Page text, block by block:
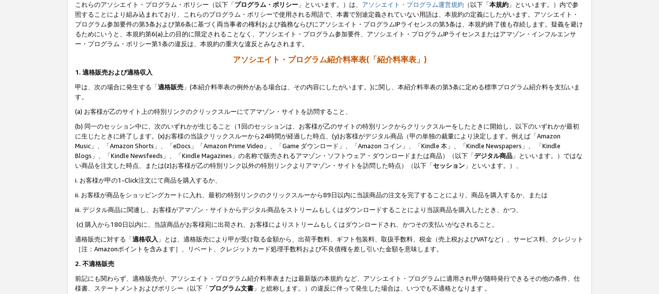
これらのアソシエイト・プログラム・ポリシー（以下「プログラム・ポリシー 」といいます。）は、 アソシエイト・プログラム運営規約 （以下「本規約 」といいます。）内で参
照することにより組み込まれており、これらのプログラム・ポリシーで使用される用語で、本書で別途定義されていない用語は、本規約の定義にしたがいます。アソシエイト・
プログラム参加要件の第3条および第6条に基づく両当事者の権利および義務ならびにアソシエイト・プログラムIPライセンスの第3条は、本規約終了後も存続します。疑義を避け
るためにいうと、本規約第6(a)上の目的に限定されることなく、アソシエイト・プログラム参加要件、アソシエイト・プログラムIPライセンスまたはアマゾン・インフルエンサ
ー・プログラム・ポリシー第1条の違反は、本規約の重大な違反とみなされます。
アソシエイト・プログラム紹介料率表(「紹介料率表」)
1. 適格販売および適格収入
甲は、次の場合に発生する「適格販売 」(本紹介料率表の例外がある場合は、その内容にしたがいます。)に関し、本紹介料率表の第3条に定める標準プログラム紹介料を支払いま
す。
(a) お客様が乙のサイト上の特別リンクのクリックスルーにてアマゾン・サイトを訪問すること、
(b) 同一のセッション中に、次のいずれかが生じること（1回のセッションは、お客様が乙のサイトの特別リンクからクリックスルーをしたときに開始し、以下のいずれかが最初
に生じたときに終了します。(x)お客様の当該クリックスルーから24時間が経過した時点、(y)お客様がデジタル商品（甲の単独の裁量により決定します。例えば「Amazon
Music」、「Amazon Shorts」、「eDocs」「Amazon Prime Video」、「Game ダウンロード」、「Amazon コイン」、「Kindle 本」、「Kindle Newspapers」、 「Kindle
Blogs」、「Kindle Newsfeeds」、「Kindle Magazines」の名称で販売されるアマゾン・ソフトウェア・ダウンロードまたは商品）（以下「デジタル商品 」といいます。）ではな
い商品を注文した時点、または(z)お客様が乙の特別リンク以外の特別リンクよりアマゾン・サイトを訪問した時点）（以下「セッション 」といいます。）、
i. お客様が甲の1-Click注文にて商品を購入するか、
ii. お客様が商品をショッピングカートに入れ、最初の特別リンクのクリックスルーから89日以内に当該商品の注文を完了することにより、商品を購入するか、または
iii. デジタル商品に関連し、お客様がアマゾン・サイトからデジタル商品をストリームもしくはダウンロードすることにより当該商品を購入したとき、かつ、
(c) 購入から180日以内に、当該商品がお客様宛に出荷され、お客様によりストリームもしくはダウンロードされ、かつその支払いがなされること。
適格販売に対する「適格収入 」とは、適格販売により甲が受け取る金額から、出荷手数料、ギフト包装料、取扱手数料、税金（売上税およびVATなど）、サービス料、クレジット
［注：Amazonポイントを含みます］、リベート、クレジットカード処理手数料および不良債権を差し引いた金額を意味します。
2. 不適格販売
前記にも関わらず、適格販売が、アソシエイト・プログラム紹介料率表または最新版の本規約 など、アソシエイト・プログラムに適用され甲が随時発行できるその他の条件、仕
様書、ステートメントおよびポリシー（以下「プログラム文書 」と総称します。）の違反に伴って発生した場合は、いつでも不適格となります 。